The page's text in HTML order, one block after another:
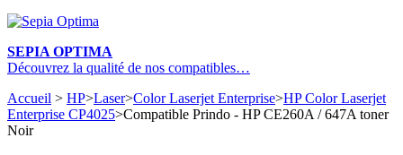
SEPIA OPTIMA
Découvrez la qualité de nos compatibles…
Accueil > HP>Laser>Color Laserjet Enterprise>HP Color Laserjet
Enterprise CP4025>Compatible Prindo - HP CE260A / 647A toner
Noir